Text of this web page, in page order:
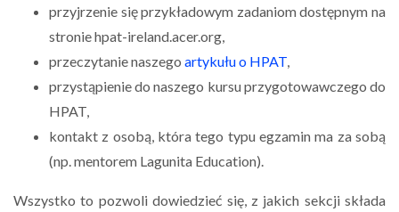
przyjrzenie się przykładowym zadaniom dostępnym na
stronie hpat-ireland.acer.org,
przeczytanie naszego artykułu o HPAT
przystąpienie do naszego kursu przygotowawczego do
HPAT,
kontakt z osobą, która tego typu egzamin ma za sobą
(np. mentorem Lagunita Education).
Wszystko to pozwoli dowiedzieć się, z jakich sekcji składa